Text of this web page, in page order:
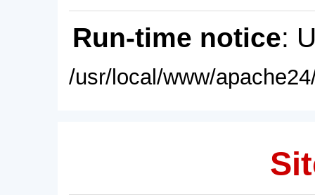
Run-time notice:
/usr/local/www/